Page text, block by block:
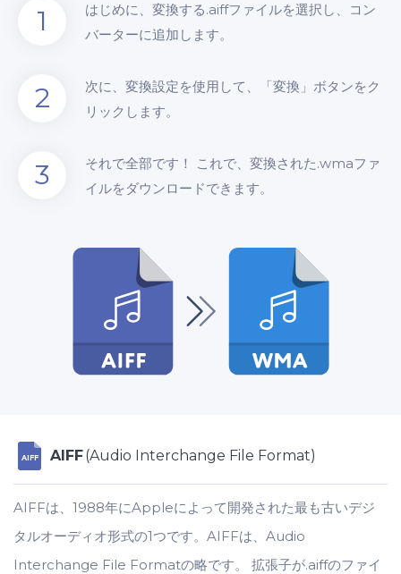
1
はじめに、変換する.aiffファイルを選択し、コン
バーターに追加します。
2
次に、変換設定を使用して、「変換」ボタンをク
リックします。
3
それで全部です！ これで、変換された.wmaファ
イルをダウンロードできます。
AIFF AIFF(Audio Interchange File Format)
AIFFは、1988年にAppleによって開発された最も古いデジ
タルオーディオ形式の1つです。AIFFは、Audio
Interchange File Formatの略です。 拡張子が.aiffのファイ